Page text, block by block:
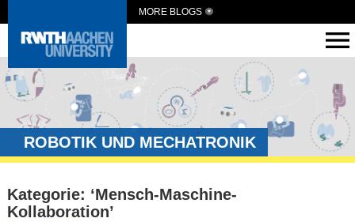
MORE BLOGS
ROBOTIK UND MECHATRONIK
Kategorie: ‘Mensch-Maschine-
Kollaboration’